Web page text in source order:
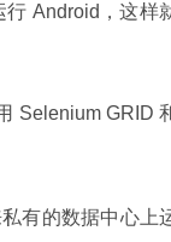
行 Android，这样
Selenium GRID
有的数据中心上